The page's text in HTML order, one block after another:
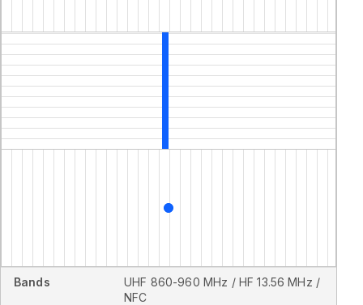
Bands
UHF 860-960 MHz / HF 13.56 MHz /
NFC